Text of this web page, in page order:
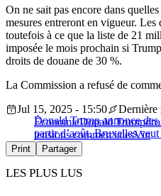
On ne sait pas encore dans
mesures entreront en vigueur. Les
toutefois à ce que la liste de 21
imposée le mois prochain si
droits de douane de 30 %.
La Commission a refusé de
Donald Trump annonce
partir d’août, Bruxelles
Jul 15, 2025 - 15:50
Dernière
ÉconomieDonald Trump
tensions commercialesVin
Print Partager
LES PLUS LUS